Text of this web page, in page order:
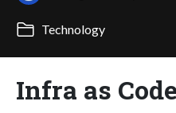
Technology
Infra as